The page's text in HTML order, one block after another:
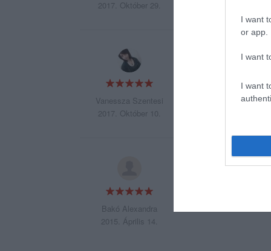
I want
or app.
I want
I want
2017. Október 29.
Vanessza Szentesi
2017. Október 10.
Nagyon jó hely,
Bakó Alexandra
2015. Április 14.
Mindenki